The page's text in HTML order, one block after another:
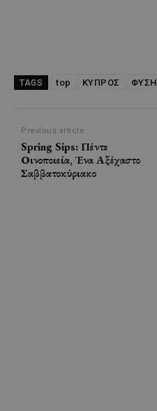
TAGS top ΚΥΠΡΟΣ ΦΥΣΗ
Previous article
Spring Sips: Πέντε
Οινοποιεία, Ένα Αξέχαστο
Σαββατοκύριακο